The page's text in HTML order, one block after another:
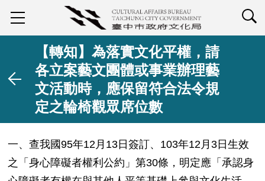
【轉知】為落實文化平權，請
各立案藝文團體或事業辦理藝
文活動時，應保留符合法令規
定之輪椅觀眾席位數
一、查我國95年12 月 13日簽訂、 103年12 月3日生效
之「身心障礙者權利公約」第30條，明定應「承認身